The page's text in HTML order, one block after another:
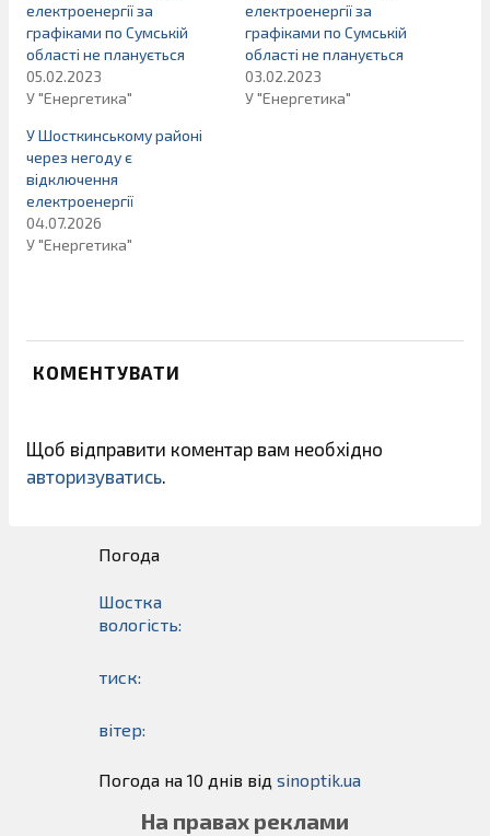
електроенергії за
графіками по Сумській
області не планується
05.02.2023
У "Енергетика"
електроенергії за
графіками по Сумській
області не планується
03.02.2023
У "Енергетика"
У Шосткинському районі
через негоду є
відключення
електроенергії
04.07.2026
У "Енергетика"
КОМЕНТУВАТИ
Щоб відправити коментар вам необхідно
авторизуватись.
Погода
Шостка
вологість:
тиск:
вітер:
Погода на 10 днів від sinoptik.ua
На правах реклами